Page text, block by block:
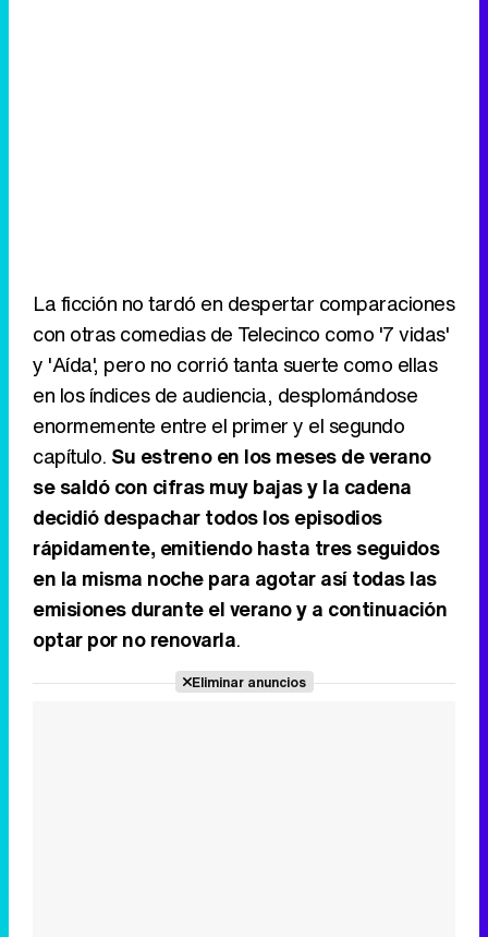
La ficción no tardó en despertar comparaciones
con otras comedias de Telecinco como '7 vidas'
y 'Aída', pero no corrió tanta suerte como ellas
en los índices de audiencia, desplomándose
enormemente entre el primer y el segundo
capítulo. Su estreno en los meses de verano
se saldó con cifras muy bajas y la cadena
decidió despachar todos los episodios
rápidamente, emitiendo hasta tres seguidos
en la misma noche para agotar así todas las
emisiones durante el verano y a continuación
optar por no renovarla.
Eliminar anuncios